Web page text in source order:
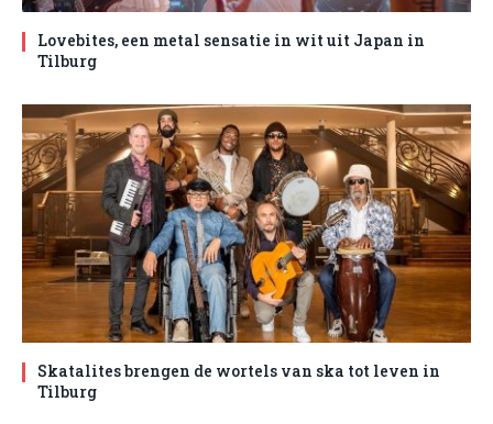
Lovebites, een metal sensatie in wit uit Japan in
Tilburg
Skatalites brengen de wortels van ska tot leven in
Tilburg